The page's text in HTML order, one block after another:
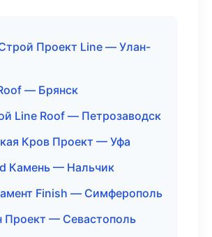
Проект Line — Улан-
— Брянск
Line Roof — Петрозаводск
Кров Проект — Уфа
Камень — Нальчик
Finish — Симферополь
Проект — Севастополь